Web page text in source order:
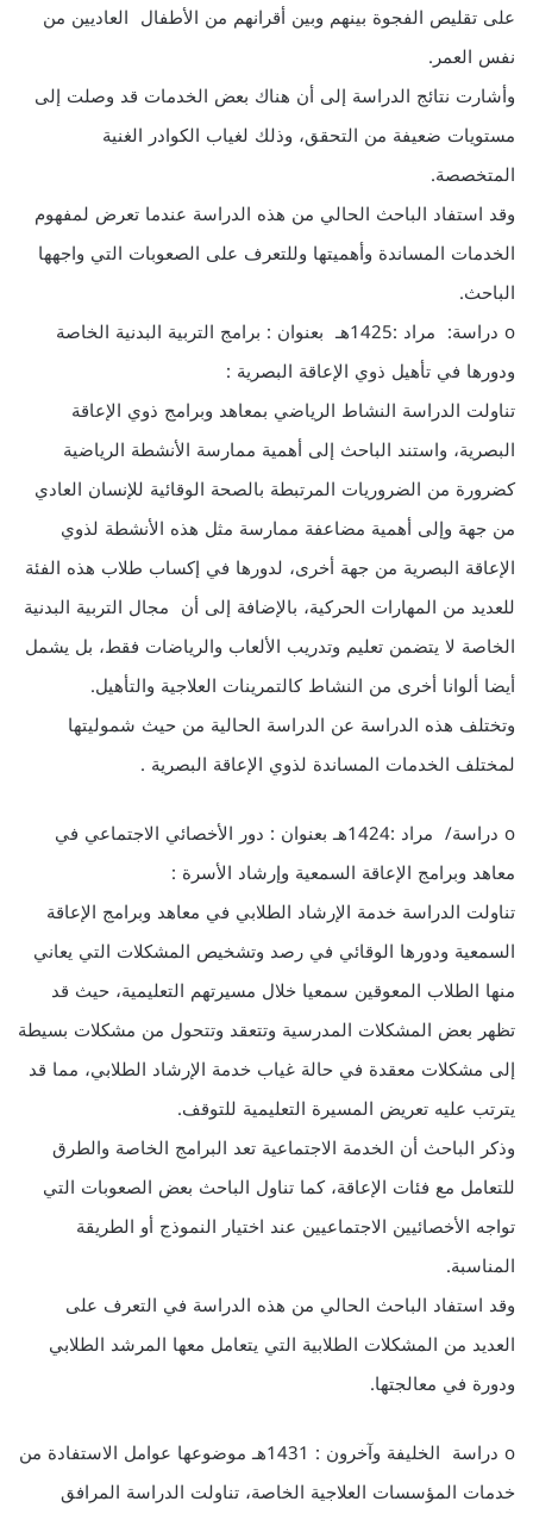
على تقليص الفجوة بينهم وبين أقرانهم من الأطفال العاديين من
نفس العمر.
وأشارت نتائج الدراسة إلى أن هناك بعض الخدمات قد وصلت إلى
مستويات ضعيفة من التحقق، وذلك لغياب الكوادر الغنية
المتخصصة.
وقد استفاد الباحث الحالي من هذه الدراسة عندما تعرض لمفهوم
الخدمات المساندة وأهميتها وللتعرف على الصعوبات التي واجهها
الباحث.
o دراسة: مراد :1425هـ بعنوان : برامج التربية البدنية الخاصة
ودورها في تأهيل ذوي الإعاقة البصرية :
تناولت الدراسة النشاط الرياضي بمعاهد وبرامج ذوي الإعاقة
البصرية، واستند الباحث إلى أهمية ممارسة الأنشطة الرياضية
كضرورة من الضروريات المرتبطة بالصحة الوقائية للإنسان العادي
من جهة وإلى أهمية مضاعفة ممارسة مثل هذه الأنشطة لذوي
الإعاقة البصرية من جهة أخرى، لدورها في إكساب طلاب هذه الفئة
للعديد من المهارات الحركية، بالإضافة إلى أن مجال التربية البدنية
الخاصة لا يتضمن تعليم وتدريب الألعاب والرياضات فقط، بل يشمل
أيضا ألوانا أخرى من النشاط كالتمرينات العلاجية والتأهيل.
وتختلف هذه الدراسة عن الدراسة الحالية من حيث شموليتها
لمختلف الخدمات المساندة لذوي الإعاقة البصرية .
o دراسة/ مراد :1424هـ بعنوان : دور الأخصائي الاجتماعي في
معاهد وبرامج الإعاقة السمعية وإرشاد الأسرة :
تناولت الدراسة خدمة الإرشاد الطلابي في معاهد وبرامج الإعاقة
السمعية ودورها الوقائي في رصد وتشخيص المشكلات التي يعاني
منها الطلاب المعوقين سمعيا خلال مسيرتهم التعليمية، حيث قد
تظهر بعض المشكلات المدرسية وتتعقد وتتحول من مشكلات بسيطة
إلى مشكلات معقدة في حالة غياب خدمة الإرشاد الطلابي، مما قد
يترتب عليه تعريض المسيرة التعليمية للتوقف.
وذكر الباحث أن الخدمة الاجتماعية تعد البرامج الخاصة والطرق
للتعامل مع فئات الإعاقة، كما تناول الباحث بعض الصعوبات التي
تواجه الأخصائيين الاجتماعيين عند اختيار النموذج أو الطريقة
المناسبة.
وقد استفاد الباحث الحالي من هذه الدراسة في التعرف على
العديد من المشكلات الطلابية التي يتعامل معها المرشد الطلابي
ودورة في معالجتها.
o دراسة الخليفة وآخرون : 1431هـ موضوعها عوامل الاستفادة من
خدمات المؤسسات العلاجية الخاصة، تناولت الدراسة المرافق